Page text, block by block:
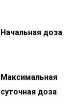
Начальная доза
Максимальная
суточная доза